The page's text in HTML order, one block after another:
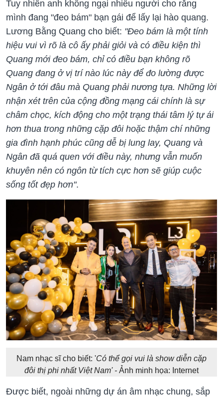
Tuy nhiên anh không ngại nhiều người cho rằng
mình đang "đeo bám" bạn gái để lấy lại hào quang.
Lương Bằng Quang cho biết: "Đeo bám là một tính
hiệu vui vì rõ là cô ấy phải giỏi và có điều kiện thì
Quang mới đeo bám, chỉ có điều bạn không rõ
Quang đang ở vị trí nào lúc này để đo lường được
Ngân ở tới đâu mà Quang phải nương tựa. Những lời
nhận xét trên của cộng đồng mạng cái chính là sự
châm chọc, kích động cho một trạng thái tâm lý tự ái
hơn thua trong những cặp đôi hoặc thậm chí những
gia đình hạnh phúc cũng dễ bị lung lay, Quang và
Ngân đã quá quen với điều này, nhưng vẫn muốn
khuyên nên có ngôn từ tích cực hơn sẽ giúp cuộc
sống tốt đẹp hơn".
Nam nhạc sĩ cho biết: 'Có thể gọi vui là show diễn cặp
đôi thị phi nhất Việt Nam' - Ảnh minh họa: Internet
Được biết, ngoài những dự án âm nhạc chung, sắp